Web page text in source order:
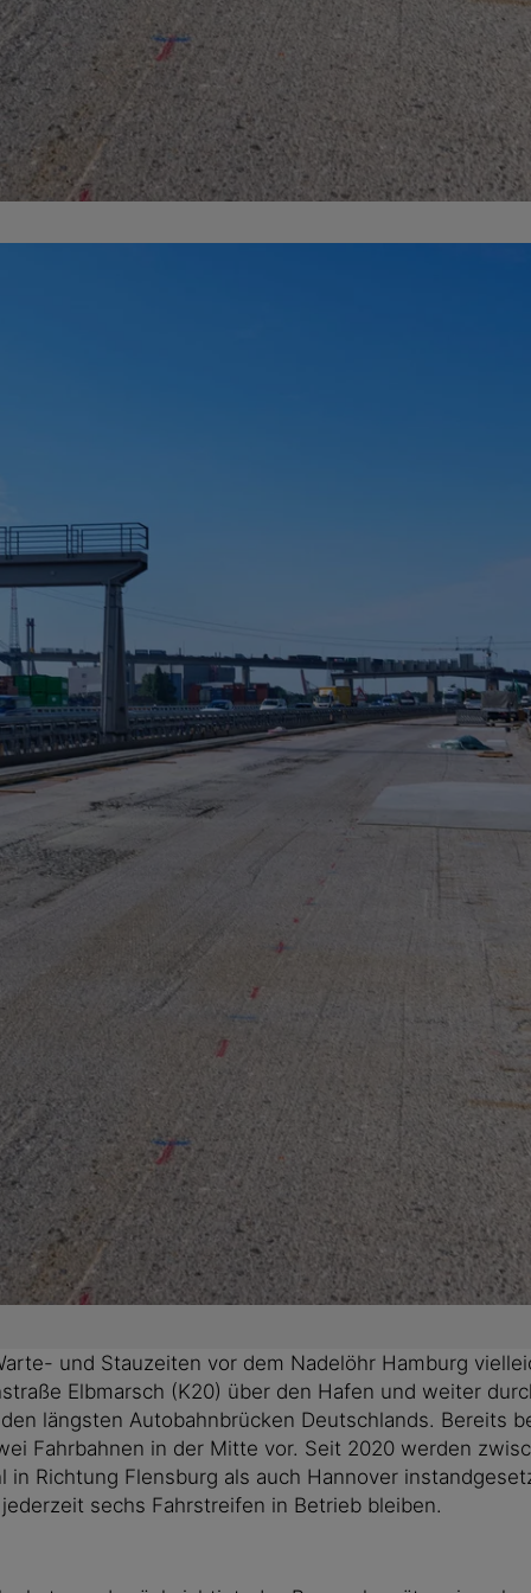
und Stauzeiten vor dem Nadelöhr Hamburg
Elbmarsch (K20) über den Hafen und weiter
längsten Autobahnbrücken Deutschlands. Bereits
Fahrbahnen in der Mitte vor. Seit 2020 werden
Richtung Flensburg als auch Hannover
sechs Fahrstreifen in Betrieb bleiben.